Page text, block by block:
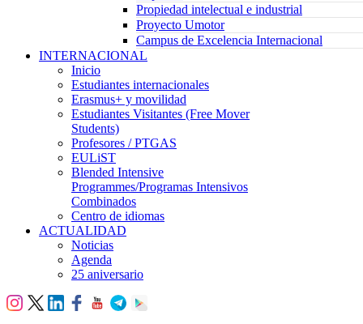
Propiedad intelectual e industrial
Proyecto Umotor
Campus de Excelencia Internacional
INTERNACIONAL
Inicio
Estudiantes internacionales
Erasmus+ y movilidad
Estudiantes Visitantes (Free Mover
Students)
Profesores / PTGAS
EULiST
Blended Intensive
Programmes/Programas Intensivos
Combinados
Centro de idiomas
ACTUALIDAD
Noticias
Agenda
25 aniversario